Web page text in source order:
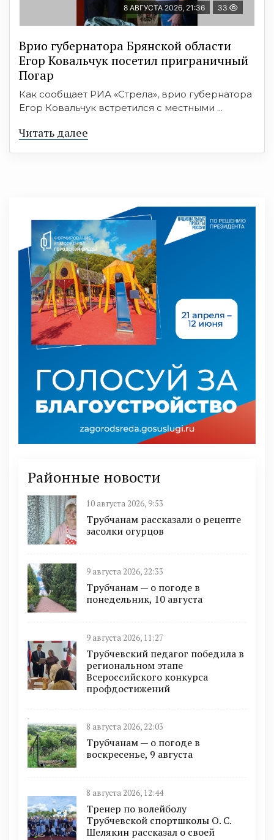
8 АВГУСТА 2026, 21:36 33
Врио губернатора Брянской области
Егор Ковальчук посетил приграничный
Погар
Как сообщает РИА «Стрела», врио губернатора
Егор Ковальчук встретился с местными ...
Читать далее
Районные новости
10 августа 2026, 9:53
Трубчанам рассказали о рецепте
засолки огурцов
9 августа 2026, 22:33
Трубчанам — о погоде в
понедельник, 10 августа
9 августа 2026, 11:27
Трубчевский педагог победила в
региональном этапе
Всероссийского конкурса
профдостижений
8 августа 2026, 22:03
Трубчанам — о погоде в
воскресенье, 9 августа
8 августа 2026, 12:44
Тренер по волейболу
Трубчевской спортшколы О. С.
Шелякин рассказал о своей